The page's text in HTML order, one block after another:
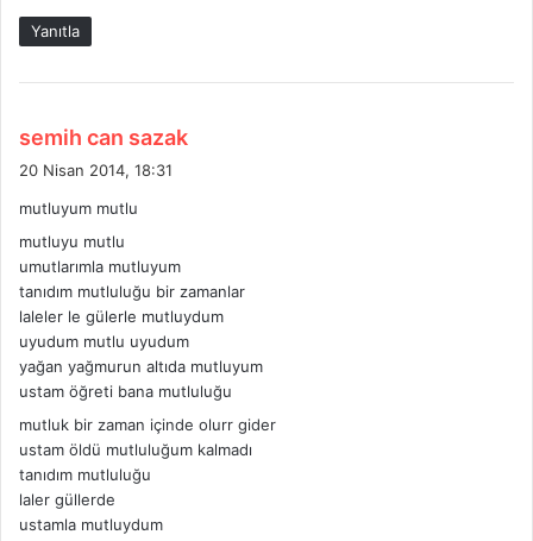
k
i
Yanıtla
semih can sazak
:
20 Nisan 2014, 18:31
mutluyum mutlu
mutluyu mutlu
umutlarımla mutluyum
tanıdım mutluluğu bir zamanlar
laleler le gülerle mutluydum
uyudum mutlu uyudum
yağan yağmurun altıda mutluyum
ustam öğreti bana mutluluğu
mutluk bir zaman içinde olurr gider
ustam öldü mutluluğum kalmadı
tanıdım mutluluğu
laler güllerde
ustamla mutluydum